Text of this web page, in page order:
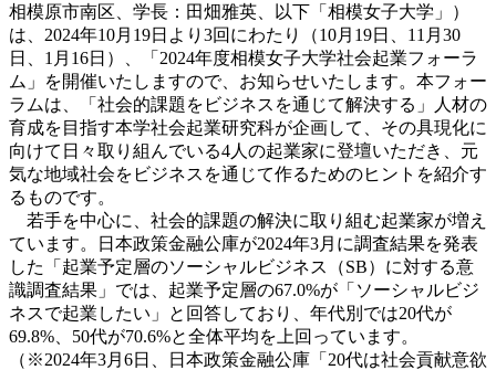
相模原市南区、学長：田畑雅英、以下「相模女子大学」）
は、2024年10月19日より3回にわたり（10月19日、11月30
日、1月16日）、「2024年度相模女子大学社会起業フォーラ
ム」を開催いたしますので、お知らせいたします。本フォー
ラムは、「社会的課題をビジネスを通じて解決する」人材の
育成を目指す本学社会起業研究科が企画して、その具現化に
向けて日々取り組んでいる4人の起業家に登壇いただき、元
気な地域社会をビジネスを通じて作るためのヒントを紹介す
るものです。
若手を中心に、社会的課題の解決に取り組む起業家が増え
ています。日本政策金融公庫が2024年3月に調査結果を発表
した「起業予定層のソーシャルビジネス（SB）に対する意
識調査結果」では、起業予定層の67.0%が「ソーシャルビジ
ネスで起業したい」と回答しており、年代別では20代が
69.8%、50代が70.6%と全体平均を上回っています。
（※2024年3月6日、日本政策金融公庫「20代は社会貢献意欲